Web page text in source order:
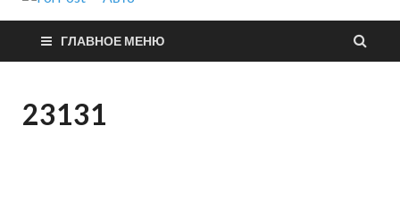
ForPost —
Авто
ГЛАВНОЕ МЕНЮ
23131